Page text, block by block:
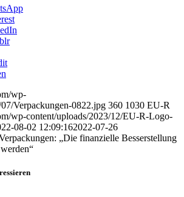
wp-
Verpackungen-0822.jpg 360 1030 EU-R
wp-content/uploads/2023/12/EU-R-Logo-
08-02 12:09:162022-07-26
„Die finanzielle Besserstellung